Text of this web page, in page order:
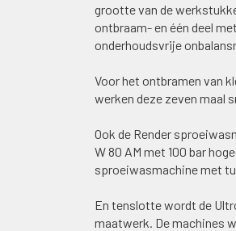
grootte van de
ontbraam- en één deel
onderhoudsvrije
Voor het ontbramen van
werken deze zeven maal
Ook de Render
W 80 AM met 100 bar
sproeiwasmachine met
En tenslotte wordt de
maatwerk. De machines